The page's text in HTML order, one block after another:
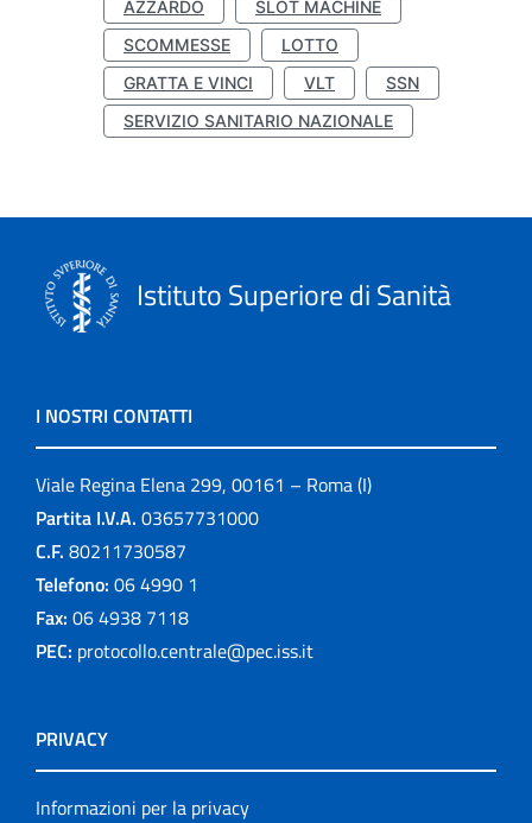
AZZARDO
SLOT MACHINE
SCOMMESSE
LOTTO
GRATTA E VINCI
VLT
SSN
SERVIZIO SANITARIO NAZIONALE
Istituto Superiore di Sanità
I NOSTRI CONTATTI
Viale Regina Elena 299, 00161 – Roma (I)
Partita I.V.A. 03657731000
C.F. 80211730587
Telefono: 06 4990 1
Fax: 06 4938 7118
PEC: protocollo.centrale@pec.iss.it
PRIVACY
Informazioni per la privacy